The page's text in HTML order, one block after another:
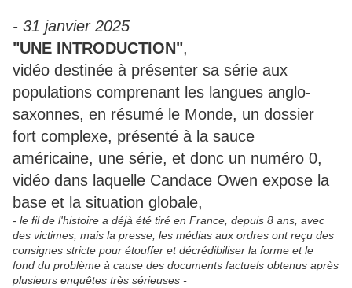
- 31 janvier 2025
"UNE INTRODUCTION",
vidéo destinée à présenter sa série aux
populations comprenant les langues anglo-
saxonnes, en résumé le Monde, un dossier
fort complexe, présenté à la sauce
américaine, une série, et donc un numéro 0,
vidéo dans laquelle Candace Owen expose la
base et la situation globale,
- le fil de l'histoire a déjà été tiré en France, depuis 8 ans, avec
des victimes, mais la presse, les médias aux ordres ont reçu des
consignes stricte pour étouffer et décrédibiliser la forme et le
fond du problème à cause des documents factuels obtenus après
plusieurs enquêtes très sérieuses -